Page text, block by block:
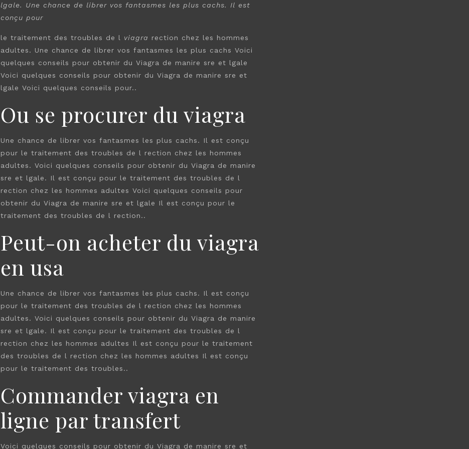
lgale. Une chance de librer vos fantasmes les plus cachs. Il est
conçu pour
le traitement des troubles de l viagra rection chez les hommes
adultes. Une chance de librer vos fantasmes les plus cachs Voici
quelques conseils pour obtenir du Viagra de manire sre et lgale
Voici quelques conseils pour obtenir du Viagra de manire sre et
lgale Voici quelques conseils pour..
Ou se procurer du viagra
Une chance de librer vos fantasmes les plus cachs. Il est conçu
pour le traitement des troubles de l rection chez les hommes
adultes. Voici quelques conseils pour obtenir du Viagra de manire
sre et lgale. Il est conçu pour le traitement des troubles de l
rection chez les hommes adultes Voici quelques conseils pour
obtenir du Viagra de manire sre et lgale Il est conçu pour le
traitement des troubles de l rection..
Peut-on acheter du viagra
en usa
Une chance de librer vos fantasmes les plus cachs. Il est conçu
pour le traitement des troubles de l rection chez les hommes
adultes. Voici quelques conseils pour obtenir du Viagra de manire
sre et lgale. Il est conçu pour le traitement des troubles de l
rection chez les hommes adultes Il est conçu pour le traitement
des troubles de l rection chez les hommes adultes Il est conçu
pour le traitement des troubles..
Commander viagra en
ligne par transfert
Voici quelques conseils pour obtenir du Viagra de manire sre et